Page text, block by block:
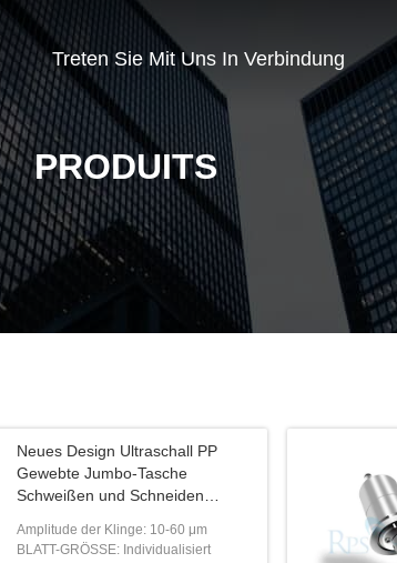
Treten Sie Mit Uns In Verbindung
PRODUITS
Neues Design Ultraschall PP
Gewebte Jumbo-Tasche
Schweißen und Schneiden
Amplitude der Klinge: 10-60 μm
BLATT-GRÖSSE: Individualisiert